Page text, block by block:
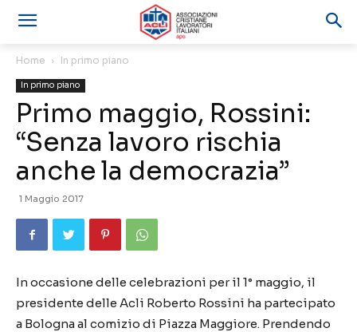
Home In primo piano
In primo piano
Primo maggio, Rossini:
“Senza lavoro rischia
anche la democrazia”
1 Maggio 2017
In occasione delle celebrazioni per il 1° maggio, il
presidente delle Acli Roberto Rossini ha partecipato
a Bologna al comizio di Piazza Maggiore. Prendendo